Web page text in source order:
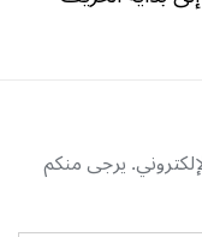
يرجى منكم